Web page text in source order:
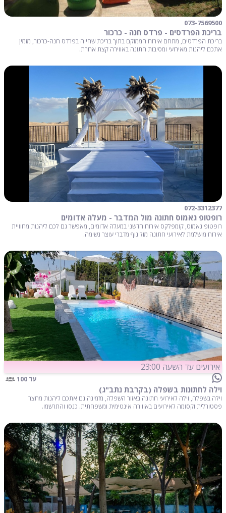
073-7569500
בריכת הפרדסים - פרדס חנה - כרכור
בריכת הפרדסים, מתחם אירוח הממוקם בתוך בריכת שחייה בפרדס חנה-כרכור, מזמין
אתכם ליהנות מאירועי ומסיבות חתונה באווירה קצת אחרת.
072-3312377
רופטופ גאמוס חתונה מול המדבר - מעלה אדומים
רופטופ גאמוס, קומפלקס אירוח חדשני במעלה אדומים, מאפשר גם לכם ליהנות מחוויית
אירוח מושלמת לאירועי חתונה מול נוף מדברי עוצר נשימה.
אירועים עד השעה 23:00
עד 100
וילה לחתונות בשפלה (בקרבת נתב"ג)
וילה בשפלה, וילה לאירועי חתונה באזור השפלה, מזמינה גם אתכם ליהנות מחצר
פסטורלית וקסומה לאירועים באווירה אינטימית ומשפחתית. כנסו והתרשמו.